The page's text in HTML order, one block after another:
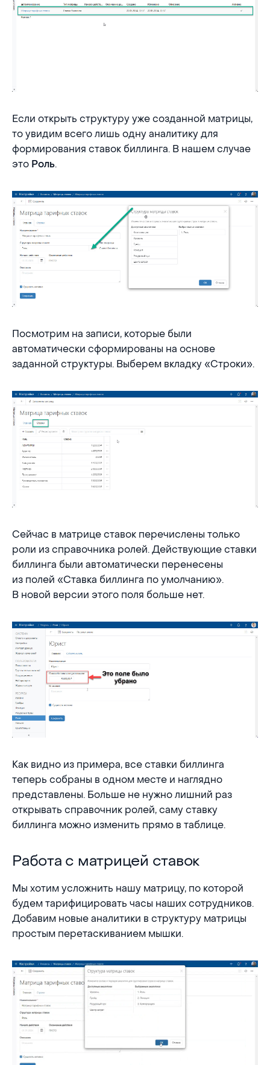
Если открыть структуру уже созданной матрицы,
то увидим всего лишь одну аналитику для
формирования ставок биллинга. В нашем случае
это Роль.
Посмотрим на записи, которые были
автоматически сформированы на основе
заданной структуры. Выберем вкладку «Строки».
Сейчас в матрице ставок перечислены только
роли из справочника ролей. Действующие ставки
биллинга были автоматически перенесены
из полей «Ставка биллинга по умолчанию».
В новой версии этого поля больше нет.
Как видно из примера, все ставки биллинга
теперь собраны в одном месте и наглядно
представлены. Больше не нужно лишний раз
открывать справочник ролей, саму ставку
биллинга можно изменить прямо в таблице.
Работа с матрицей ставок
Работа с матрицей ставок
Мы хотим усложнить нашу матрицу, по которой
будем тарифицировать часы наших сотрудников.
Добавим новые аналитики в структуру матрицы
простым перетаскиванием мышки.